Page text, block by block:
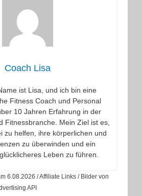
Coach Lisa
ist Lisa, und ich bin eine
Fitness Coach und Personal
10 Jahren Erfahrung in der
Fitnessbranche. Mein Ziel ist es,
zu helfen, ihre körperlichen und
zu überwinden und ein
Leben zu führen.
6.08.2026 / Affiliate Links / Bilder von
API